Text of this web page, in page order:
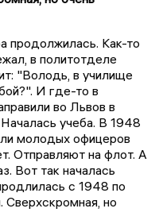
продолжилась. Как-то
в политотделе
"Володь, в училище
И где-то в
во Львов в
учеба. В 1948
молодых офицеров
Отправляют на флот. А
Вот так началась
с 1948 по
Сверхскромная, но